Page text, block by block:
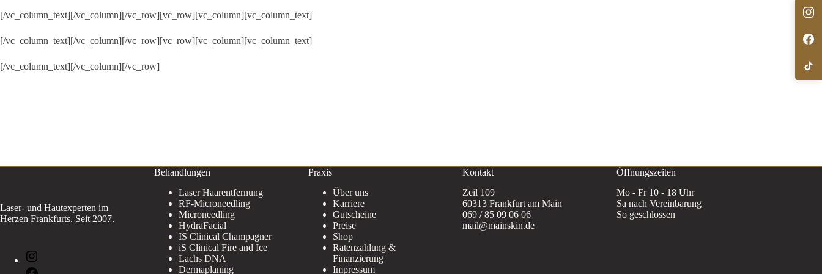
[/vc_column_text][/vc_column][/vc_row][vc_row][vc_column][vc_column_text]
[/vc_column_text][/vc_column][/vc_row][vc_row][vc_column][vc_column_text]
[/vc_column_text][/vc_column][/vc_row]
Laser- und Hautexperten im
Herzen Frankfurts. Seit 2007.
Behandlungen
Laser Haarentfernung
RF-Microneedling
Microneedling
HydraFacial
IS Clinical Champagner
iS Clinical Fire and Ice
Lachs DNA
Dermaplaning
Praxis
Über uns
Karriere
Gutscheine
Preise
Shop
Ratenzahlung &
Finanzierung
Impressum
Kontakt
Zeil 109
60313 Frankfurt am Main
069 / 85 09 06 06
mail@mainskin.de
Öffnungszeiten
Mo - Fr 10 - 18 Uhr
Sa nach Vereinbarung
So geschlossen